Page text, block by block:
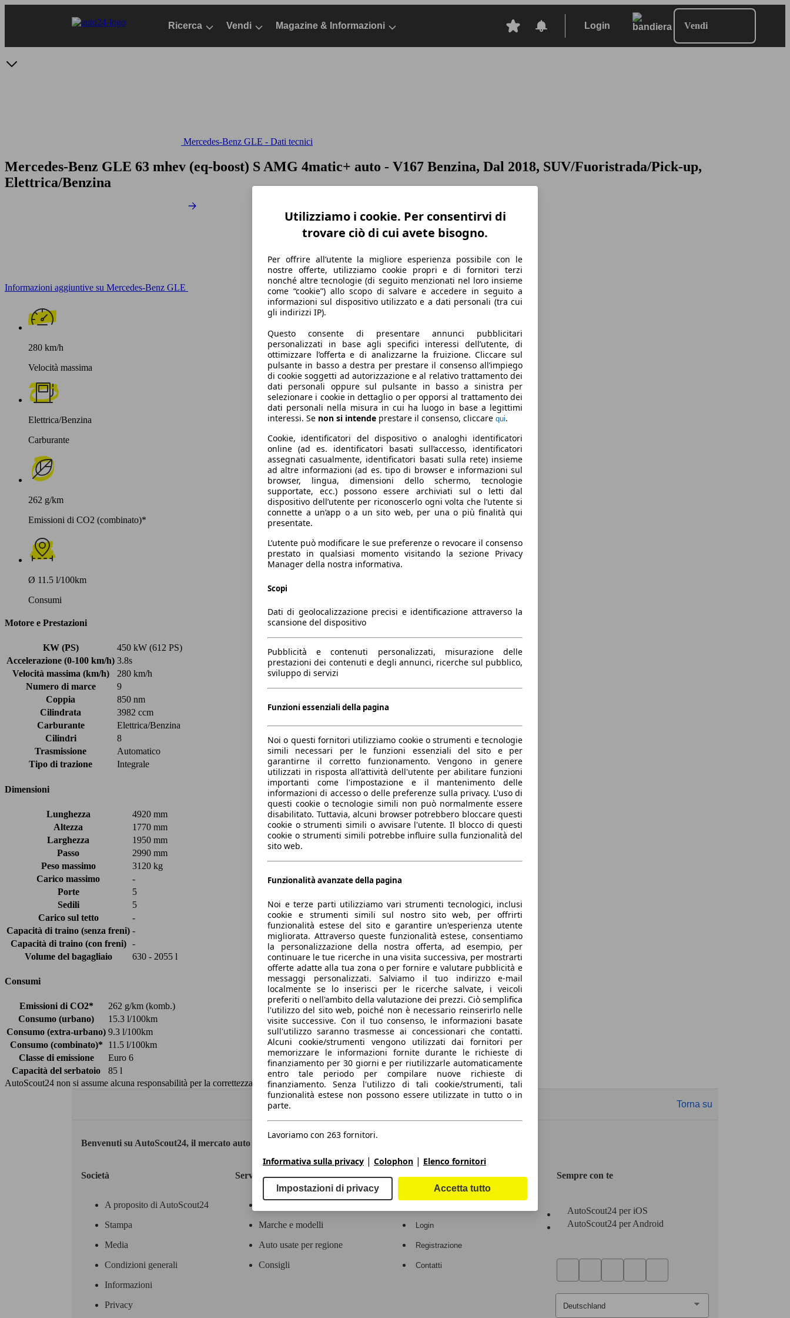
Ricerca Vendi Magazine & Informazioni Login Vendi
Mercedes-Benz GLE - Dati tecnici
Mercedes-Benz GLE 63 mhev (eq-boost) S AMG 4matic+ auto - V167 Benzina, Dal 2018, SUV/Fuoristrada/Pick-up,
Elettrica/Benzina
Informazioni aggiuntive su Mercedes-Benz GLE
280 km/h
Velocità massima
Elettrica/Benzina
Carburante
262 g/km
Emissioni di CO2 (combinato)*
Ø 11.5 l/100km
Consumi
Motore e Prestazioni
KW (PS)
450 kW (612 PS)
Accelerazione (0-100 km/h) 3.8s
Velocità massima (km/h)
280 km/h
Numero di marce
9
Coppia
850 nm
Cilindrata
3982 ccm
Carburante
Elettrica/Benzina
Cilindri
8
Trasmissione
Automatico
Tipo di trazione
Integrale
Dimensioni
Lunghezza
4920 mm
Altezza
1770 mm
Larghezza
1950 mm
Passo
2990 mm
Peso massimo
3120 kg
Carico massimo
-
Porte
5
Sedili
5
Carico sul tetto
-
Capacità di traino (senza freni) -
Capacità di traino (con freni)
-
Volume del bagagliaio
630 - 2055 l
Consumi
Emissioni di CO2*
262 g/km (komb.)
Consumo (urbano)
15.3 l/100km
Consumo (extra-urbano) 9.3 l/100km
Consumo (combinato)*
11.5 l/100km
Classe di emissione
Euro 6
Capacità del serbatoio
85 l
AutoScout24 non si assume alcuna responsabilità per la correttezza dei dati.
Torna su
Benvenuti su AutoScout24, il mercato auto europeo.
Società
A proposito di AutoScout24
Stampa
Media
Condizioni generali
Informazioni
Privacy
Servizi
Marche e modelli
Auto usate per regione
Consigli
Area rivenditori
Login
Registrazione
Contatti
Sempre con te
AutoScout24 per iOS
AutoScout24 per Android
Utilizziamo i cookie. Per consentirvi di
trovare ciò di cui avete bisogno.
Per offrire all’utente la migliore esperienza possibile con le
nostre offerte, utilizziamo cookie propri e di fornitori terzi
nonché altre tecnologie (di seguito menzionati nel loro insieme
come “cookie”) allo scopo di salvare e accedere in seguito a
informazioni sul dispositivo utilizzato e a dati personali (tra cui
gli indirizzi IP).
Questo consente di presentare annunci pubblicitari
personalizzati in base agli specifici interessi dell’utente, di
ottimizzare l’offerta e di analizzarne la fruizione. Cliccare sul
pulsante in basso a destra per prestare il consenso all’impiego
di cookie soggetti ad autorizzazione e al relativo trattamento dei
dati personali oppure sul pulsante in basso a sinistra per
selezionare i cookie in dettaglio o per opporsi al trattamento dei
dati personali nella misura in cui ha luogo in base a legittimi
interessi. Se non si intende prestare il consenso, cliccare qui.
Cookie, identificatori del dispositivo o analoghi identificatori
online (ad es. identificatori basati sull’accesso, identificatori
assegnati casualmente, identificatori basati sulla rete) insieme
ad altre informazioni (ad es. tipo di browser e informazioni sul
browser, lingua, dimensioni dello schermo, tecnologie
supportate, ecc.) possono essere archiviati sul o letti dal
dispositivo dell’utente per riconoscerlo ogni volta che l’utente si
connette a un’app o a un sito web, per una o più finalità qui
presentate.
L’utente può modificare le sue preferenze o revocare il consenso
prestato in qualsiasi momento visitando la sezione Privacy
Manager della nostra informativa.
Scopi
Dati di geolocalizzazione precisi e identificazione attraverso la
scansione del dispositivo
Pubblicità e contenuti personalizzati, misurazione delle
prestazioni dei contenuti e degli annunci, ricerche sul pubblico,
sviluppo di servizi
Funzioni essenziali della pagina
Noi o questi fornitori utilizziamo cookie o strumenti e tecnologie
simili necessari per le funzioni essenziali del sito e per
garantirne il corretto funzionamento. Vengono in genere
utilizzati in risposta all'attività dell'utente per abilitare funzioni
importanti come l'impostazione e il mantenimento delle
informazioni di accesso o delle preferenze sulla privacy. L'uso di
questi cookie o tecnologie simili non può normalmente essere
disabilitato. Tuttavia, alcuni browser potrebbero bloccare questi
cookie o strumenti simili o avvisare l'utente. Il blocco di questi
cookie o strumenti simili potrebbe influire sulla funzionalità del
sito web.
Funzionalità avanzate della pagina
Noi e terze parti utilizziamo vari strumenti tecnologici, inclusi
cookie e strumenti simili sul nostro sito web, per offrirti
funzionalità estese del sito e garantire un'esperienza utente
migliorata. Attraverso queste funzionalità estese, consentiamo
la personalizzazione della nostra offerta, ad esempio, per
continuare le tue ricerche in una visita successiva, per mostrarti
offerte adatte alla tua zona o per fornire e valutare pubblicità e
messaggi personalizzati. Salviamo il tuo indirizzo e-mail
localmente se lo inserisci per le ricerche salvate, i veicoli
preferiti o nell'ambito della valutazione dei prezzi. Ciò semplifica
l'utilizzo del sito web, poiché non è necessario reinserirlo nelle
visite successive. Con il tuo consenso, le informazioni basate
sull'utilizzo saranno trasmesse ai concessionari che contatti.
Alcuni cookie/strumenti vengono utilizzati dai fornitori per
memorizzare le informazioni fornite durante le richieste di
finanziamento per 30 giorni e per riutilizzarle automaticamente
entro tale periodo per compilare nuove richieste di
finanziamento. Senza l'utilizzo di tali cookie/strumenti, tali
funzionalità estese non possono essere utilizzate in tutto o in
parte.
Lavoriamo con 263 fornitori.
Informativa sulla privacy | Colophon | Elenco fornitori
Impostazioni di privacy Accetta tutto